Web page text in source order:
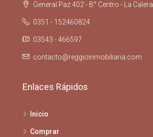
General Paz 402 - B° Centro - La Calera
0351 - 152460824
03543 - 466597
contacto@reggioinmobiliaria.com
Enlaces Rápidos
Inicio
Comprar